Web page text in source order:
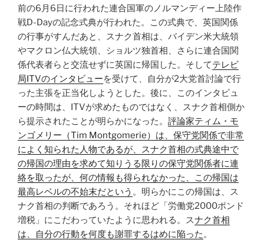
前の6月6日に行われた連合国軍のノルマンディー上陸作
戦D-Dayの記念式典が行われた。この式典で、英国関係
の行事がすんだあと、スナク首相は、バイデン米大統領
やマクロン仏大統領、ショルツ独首相、さらに連合国関
係代表者らと交流せずに英国に帰国した。そしてテレビ
局ITVのインタビューを受けて、自分が2大党首討論で行
った主張を正当化しようとした。後に、このインタビュ
ーの時間は、ITVが求めたものではなく、スナク首相側か
ら提示されたことが明らかになった。 評論家ティム・モ
ンゴメリー（Tim Montgomerie）は、保守党関係で非常
によく知られた人物であるが、スナク首相の式典途中で
の帰国の理由を求めて知りうる限りの保守党関係者に連
絡を取ったが、何の情報も得られなかった、この帰国は
最高レベルの不始末だという 。明らかにこの帰国は、ス
ナク首相の判断であろう。それほど「労働党2000ポンド
増税」にこだわっていたように思われる。スナク首相
は、自分の行動を何度も謝罪するはめに陥った。